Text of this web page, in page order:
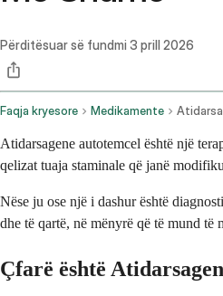
Përditësuar së fundmi 3 prill 2026
Faqja kryesore Medikamente
Atidarsagene autotemcel është një
qelizat tuaja staminale që janë
Nëse ju ose një i dashur është
dhe të qartë, në mënyrë që të mund
Çfarë është